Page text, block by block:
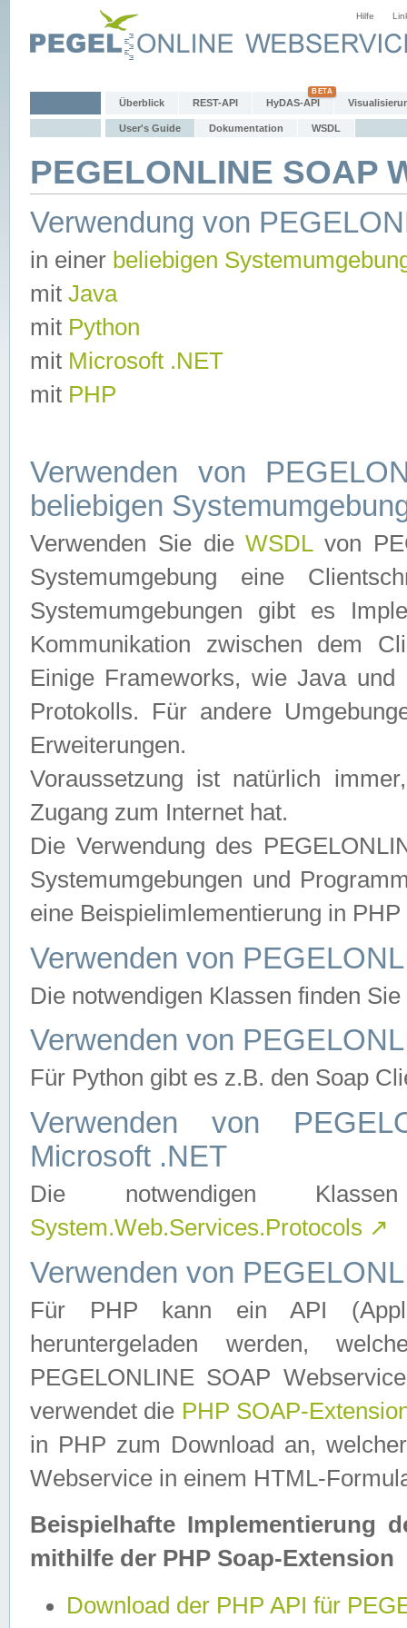
Hilfe
Überblick REST-API HyDAS-API
User's Guide Dokumentation WSDL
PEGELONLINE SOAP
Verwendung von
in einer beliebigen
mit Java
mit Python
mit Microsoft .NET
mit PHP
Verwenden von
beliebigen
Verwenden Sie dieWSDLvon
Systemumgebung eine
Systemumgebungen gibt es
Kommunikation zwischen dem
Einige Frameworks, wie Java
Protokolls. Für andere
Erweiterungen.
Voraussetzung ist natürlich
Zugang zum Internet hat.
Die Verwendung des
Systemumgebungen und
eine Beispielimlementierung in
Verwenden von
Die notwendigen Klassen finden
Verwenden von
Für Python gibt es z.B. den Soap
Verwenden von
Microsoft .NET
Die notwendigen
System.Web.Services.Protocols ↗
Verwenden von
Für PHP kann ein API
heruntergeladen werden,
PEGELONLINE SOAP
verwendet die PHP SOAP-
in PHP zum Download an,
Webservice in einem HTML-
Beispielhafte Implementierung
mithilfe der PHP Soap-Extension
Download der PHP API für